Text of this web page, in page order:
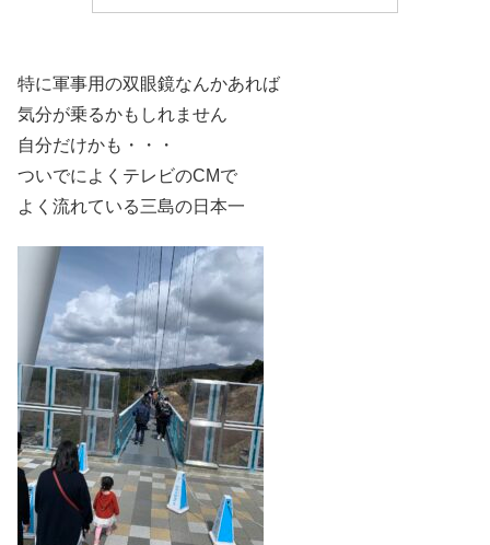
特に軍事用の双眼鏡なんかあれば
気分が乗るかもしれません
自分だけかも・・・
ついでによくテレビのCMで
よく流れている三島の日本一